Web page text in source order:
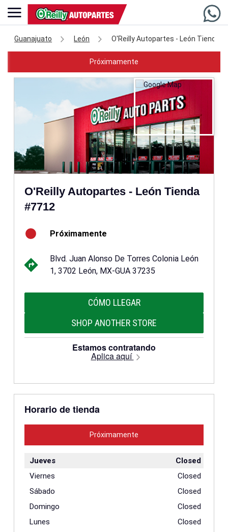
Guanajuato León O'Reilly Autopartes - León Tienda
Próximamente
O'Reilly Autopartes - León Tienda
#7712
Próximamente
Blvd. Juan Alonso De Torres Colonia León
1, 3702 León, MX-GUA 37235
CÓMO LLEGAR
SHOP ANOTHER STORE
Estamos contratando
Aplica aquí
Horario de tienda
Próximamente
Jueves
Closed
Viernes
Closed
Sábado
Closed
Domingo
Closed
Lunes
Closed